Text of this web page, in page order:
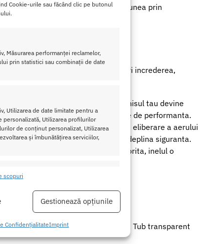
Cookie-urile sau făcând clic pe butonul
Măsurarea performanței reclamelor,
prin statistici sau combinații de date
Utilizarea de date limitate pentru a
Utilizarea profilurilor
de conținut personalizat, Utilizarea
și îmbunătățirea serviciilor,
transmise automat.
scopuri
Gestionează opțiunile
ConfidențialitateImprint
si poti elibera instantaneu presiunea prin
si Siguranta
imbunatati performanta si a-ti spori increderea,
vei simti si vei vedea cum penisul tau devine
care dureaza, eliminand esecurile de performanta.
cresterea in timp real. Supapa de eliberare a aerului
un control total si o utilizare in deplina siguranta.
Odata ce ai obtinut erectia dorita, inelul o
ta de performanta.
Inel de erectie din silicon inclus, Tub transparent